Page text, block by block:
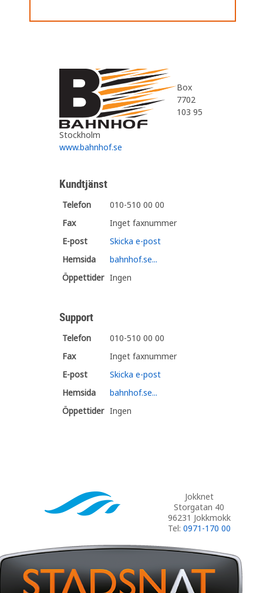
Box
7702
103 95
Stockholm
www.bahnhof.se
Kundtjänst
Telefon
010-510 00 00
Fax
Inget faxnummer
E-post
Skicka e-post
Hemsida
bahnhof.se...
Öppettider Ingen
Support
Telefon
010-510 00 00
Fax
Inget faxnummer
E-post
Skicka e-post
Hemsida
bahnhof.se...
Öppettider Ingen
Jokknet
Storgatan 40
96231 Jokkmokk
Tel: 0971-170 00